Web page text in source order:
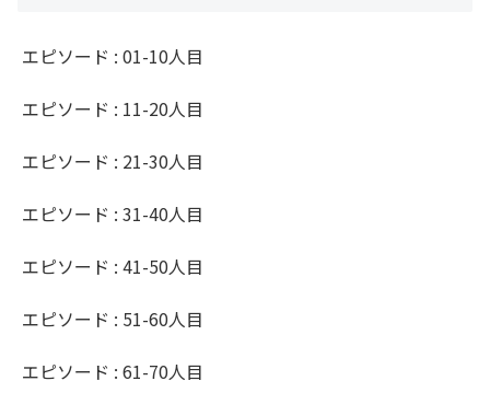
エピソード : 01-10人目
エピソード : 11-20人目
エピソード : 21-30人目
エピソード : 31-40人目
エピソード : 41-50人目
エピソード : 51-60人目
エピソード : 61-70人目